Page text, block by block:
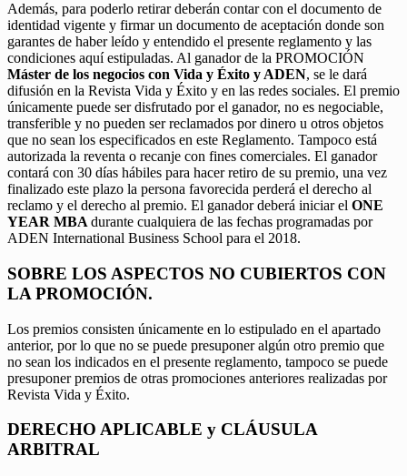
Además, para poderlo retirar deberán contar con el documento de
identidad vigente y firmar un documento de aceptación donde son
garantes de haber leído y entendido el presente reglamento y las
condiciones aquí estipuladas. Al ganador de la PROMOCIÓN
Máster de los negocios con Vida y Éxito y ADEN, se le dará
difusión en la Revista Vida y Éxito y en las redes sociales. El premio
únicamente puede ser disfrutado por el ganador, no es negociable,
transferible y no pueden ser reclamados por dinero u otros objetos
que no sean los especificados en este Reglamento. Tampoco está
autorizada la reventa o recanje con fines comerciales. El ganador
contará con 30 días hábiles para hacer retiro de su premio, una vez
finalizado este plazo la persona favorecida perderá el derecho al
reclamo y el derecho al premio. El ganador deberá iniciar el ONE
YEAR MBA durante cualquiera de las fechas programadas por
ADEN International Business School para el 2018.
SOBRE LOS ASPECTOS NO CUBIERTOS CON
LA PROMOCIÓN.
Los premios consisten únicamente en lo estipulado en el apartado
anterior, por lo que no se puede presuponer algún otro premio que
no sean los indicados en el presente reglamento, tampoco se puede
presuponer premios de otras promociones anteriores realizadas por
Revista Vida y Éxito.
DERECHO APLICABLE y CLÁUSULA
ARBITRAL